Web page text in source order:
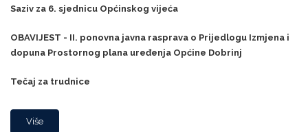
Saziv za 6. sjednicu Općinskog vijeća
OBAVIJEST - II. ponovna javna rasprava o Prijedlogu Izmjena i
dopuna Prostornog plana uređenja Općine Dobrinj
Tečaj za trudnice
Više